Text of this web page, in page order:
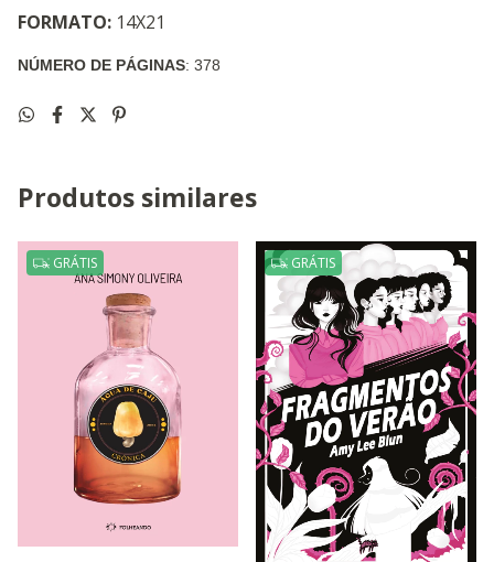
FORMATO: 14X21
NÚMERO DE PÁGINAS: 378
Produtos similares
GRÁTIS GRÁTIS